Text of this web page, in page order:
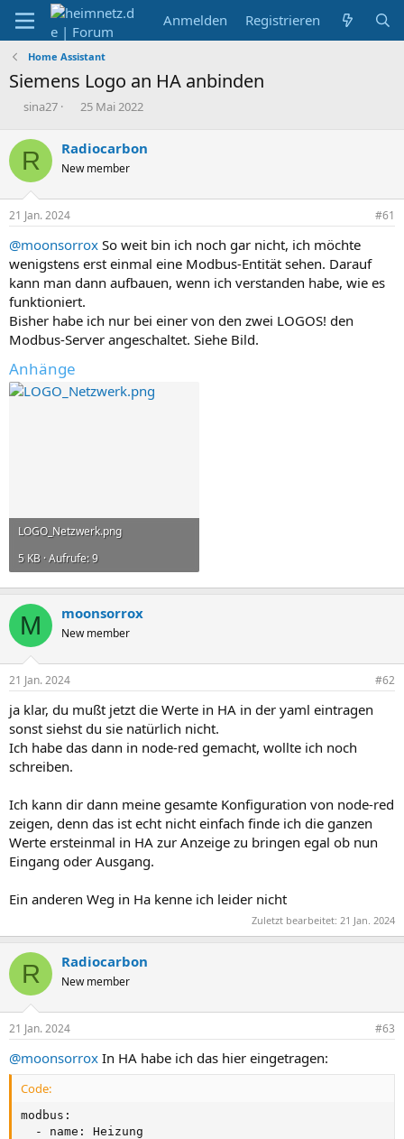
Anmelden Registrieren
Home Assistant
Siemens Logo an HA anbinden
E
s
t
e
l
l
e
sina27
E
t
e
l
m
25 Mai 2022
R Radiocarbon
New member
21 Jan. 2024 #61
@moonsorrox So weit bin ich noch gar nicht, ich möchte
wenigstens erst einmal eine Modbus-Entität sehen. Darauf
kann man dann aufbauen, wenn ich verstanden habe, wie es
funktioniert.
Bisher habe ich nur bei einer von den zwei LOGOS! den
Modbus-Server angeschaltet. Siehe Bild.
Anhänge
LOGO_Netzwerk.png
5 KB · Aufrufe: 9
M moonsorrox
New member
21 Jan. 2024 #62
ja klar, du mußt jetzt die Werte in HA in der yaml eintragen
sonst siehst du sie natürlich nicht.
Ich habe das dann in node-red gemacht, wollte ich noch
schreiben.
Ich kann dir dann meine gesamte Konfiguration von node-red
zeigen, denn das ist echt nicht einfach finde ich die ganzen
Werte ersteinmal in HA zur Anzeige zu bringen egal ob nun
Eingang oder Ausgang.
Ein anderen Weg in Ha kenne ich leider nicht
Zuletzt bearbeitet: 21 Jan. 2024
R Radiocarbon
New member
21 Jan. 2024 #63
@moonsorrox In HA habe ich das hier eingetragen:
Code:
modbus:
  - name: Heizung